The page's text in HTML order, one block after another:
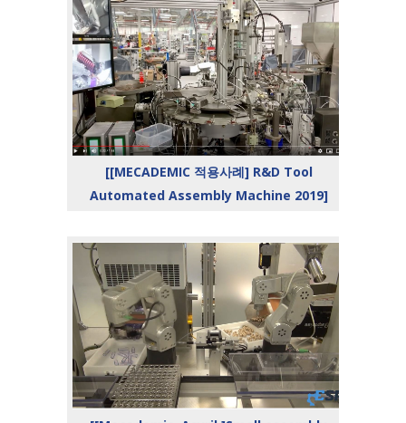
[[MECADEMIC 적용사례] R&D Tool
Automated Assembly Machine 2019]